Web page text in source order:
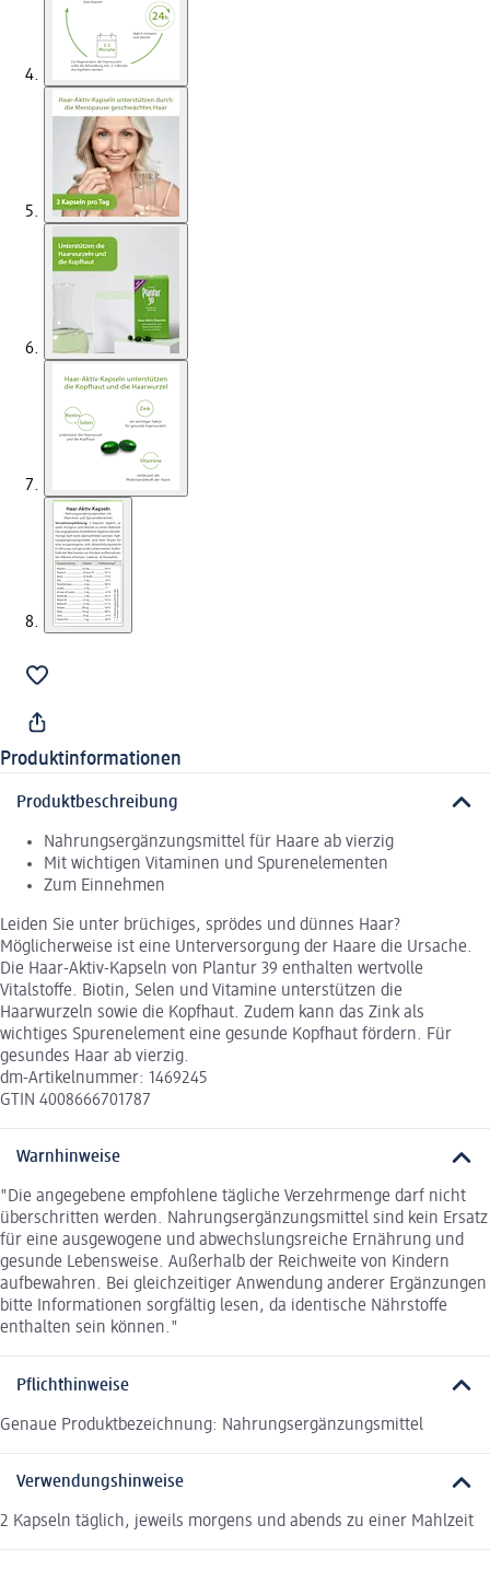
Produktinformationen
Produktbeschreibung
Nahrungsergänzungsmittel für Haare ab vierzig
Mit wichtigen Vitaminen und Spurenelementen
Zum Einnehmen
Leiden Sie unter brüchiges, sprödes und dünnes Haar?
Möglicherweise ist eine Unterversorgung der Haare die Ursache.
Die Haar-Aktiv-Kapseln von Plantur 39 enthalten wertvolle
Vitalstoffe. Biotin, Selen und Vitamine unterstützen die
Haarwurzeln sowie die Kopfhaut. Zudem kann das Zink als
wichtiges Spurenelement eine gesunde Kopfhaut fördern. Für
gesundes Haar ab vierzig.
dm-Artikelnummer: 1469245
GTIN 4008666701787
Warnhinweise
"Die angegebene empfohlene tägliche Verzehrmenge darf nicht
überschritten werden. Nahrungsergänzungsmittel sind kein Ersatz
für eine ausgewogene und abwechslungsreiche Ernährung und
gesunde Lebensweise. Außerhalb der Reichweite von Kindern
aufbewahren. Bei gleichzeitiger Anwendung anderer Ergänzungen
bitte Informationen sorgfältig lesen, da identische Nährstoffe
enthalten sein können."
Pflichthinweise
Genaue Produktbezeichnung: Nahrungsergänzungsmittel
Verwendungshinweise
2 Kapseln täglich, jeweils morgens und abends zu einer Mahlzeit